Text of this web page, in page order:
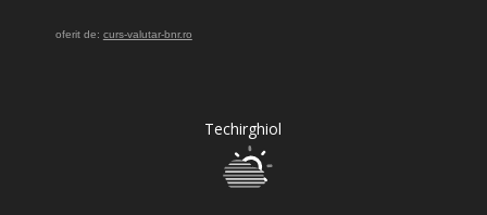
oferit de: curs-valutar-bnr.ro
Techirghiol